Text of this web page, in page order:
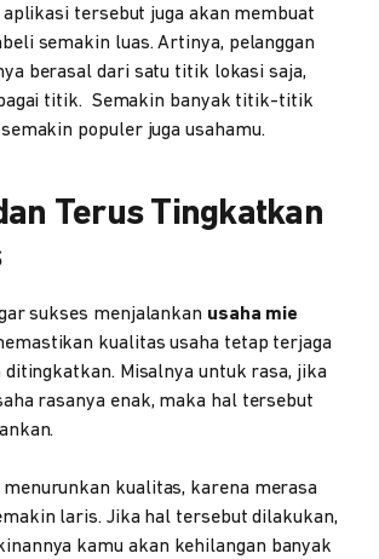
aplikasi tersebut juga akan membuat
semakin luas. Artinya, pelanggan
berasal dari satu titik lokasi saja,
titik. Semakin banyak titik-titik
populer juga usahamu.
Terus Tingkatkan
sukses menjalankan usaha mie
kualitas usaha tetap terjaga
ditingkatkan. Misalnya untuk rasa, jika
rasanya enak, maka hal tersebut
menurunkan kualitas, karena merasa
laris. Jika hal tersebut dilakukan,
kamu akan kehilangan banyak